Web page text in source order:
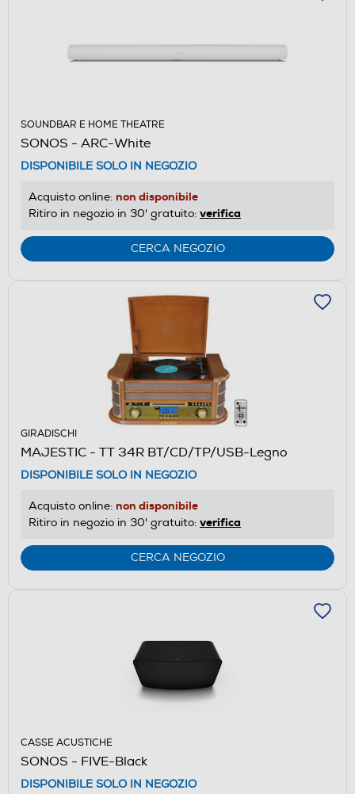
SOUNDBAR E HOME THEATRE
SONOS - ARC-White
DISPONIBILE SOLO IN NEGOZIO
Acquisto online: non disponibile
Ritiro in negozio in 30' gratuito: verifica
CERCA NEGOZIO
GIRADISCHI
MAJESTIC - TT 34R BT/CD/TP/USB-Legno
DISPONIBILE SOLO IN NEGOZIO
Acquisto online: non disponibile
Ritiro in negozio in 30' gratuito: verifica
CERCA NEGOZIO
CASSE ACUSTICHE
SONOS - FIVE-Black
DISPONIBILE SOLO IN NEGOZIO